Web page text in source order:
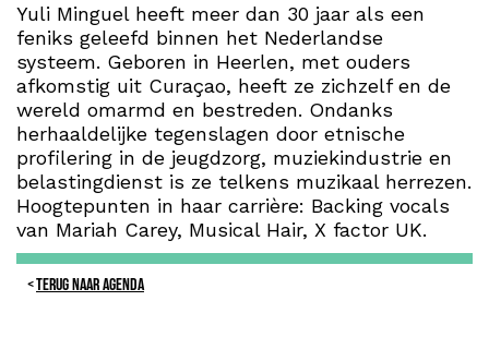
Yuli Minguel heeft meer dan 30 jaar als een
feniks geleefd binnen het Nederlandse
systeem. Geboren in Heerlen, met ouders
afkomstig uit Curaçao, heeft ze zichzelf en de
wereld omarmd en bestreden. Ondanks
herhaaldelijke tegenslagen door etnische
profilering in de jeugdzorg, muziekindustrie en
belastingdienst is ze telkens muzikaal herrezen.
Hoogtepunten in haar carrière: Backing vocals
van Mariah Carey, Musical Hair, X factor UK.
TERUG NAAR AGENDA